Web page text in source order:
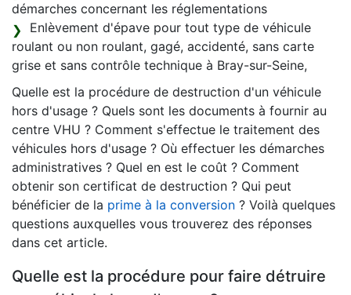
démarches concernant les réglementations
Enlèvement d'épave pour tout type de véhicule
roulant ou non roulant, gagé, accidenté, sans carte
grise et sans contrôle technique à Bray-sur-Seine,
Quelle est la procédure de destruction d'un véhicule
hors d'usage ? Quels sont les documents à fournir au
centre VHU ? Comment s'effectue le traitement des
véhicules hors d'usage ? Où effectuer les démarches
administratives ? Quel en est le coût ? Comment
obtenir son certificat de destruction ? Qui peut
bénéficier de la prime à la conversion ? Voilà quelques
questions auxquelles vous trouverez des réponses
dans cet article.
Quelle est la procédure pour faire détruire